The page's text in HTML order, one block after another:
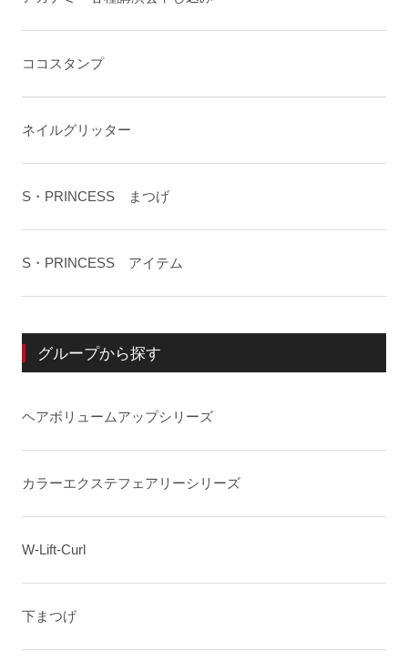
ココスタンプ
ネイルグリッター
S・PRINCESS まつげ
S・PRINCESS アイテム
グループから探す
ヘアボリュームアップシリーズ
カラーエクステフェアリーシリーズ
W-Lift-Curl
下まつげ